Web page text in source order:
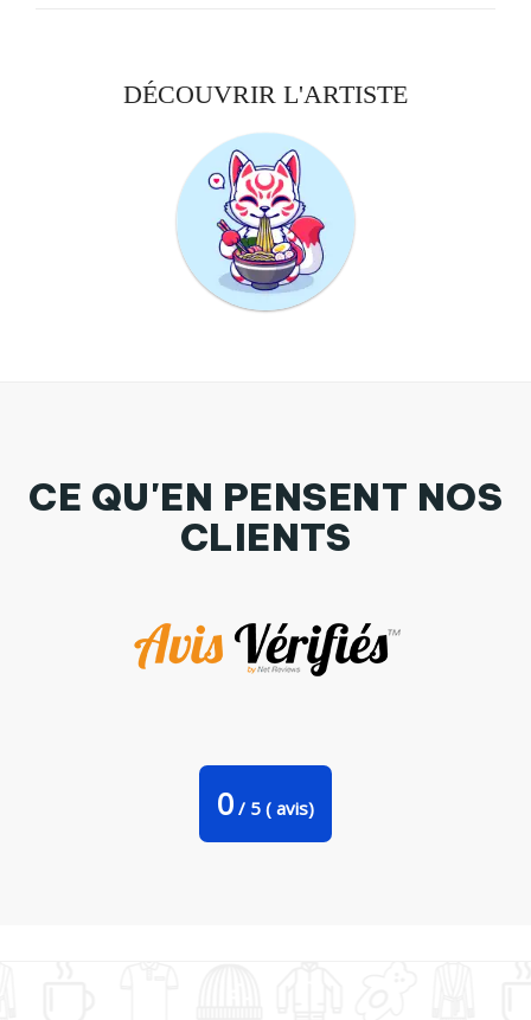
DÉCOUVRIR L'ARTISTE
CE QU'EN PENSENT NOS
CLIENTS
0 / 5 ( avis)